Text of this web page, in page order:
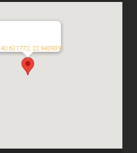
40.631772, 22.940939